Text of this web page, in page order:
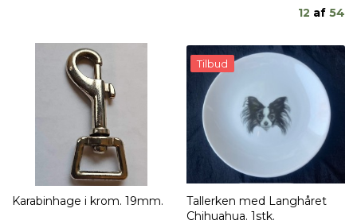
12 af 54
Karabinhage i krom. 19mm.
Tilbud
Tallerken med Langhåret
Chihuahua. 1stk.